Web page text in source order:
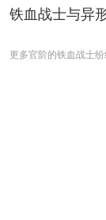
铁血战士与异
更多官阶的铁血战士